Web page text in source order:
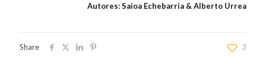
Autores: Saioa Echebarria & Alberto Urrea
Share 3